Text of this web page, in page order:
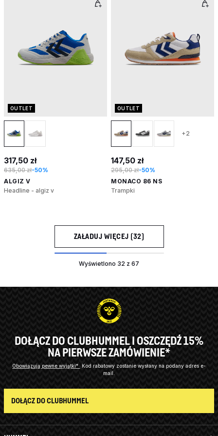
OUTLET
317,50 zł
635,00 zł-50%
ALGIZ V
Headline - algiz v
OUTLET
+2
147,50 zł
295,00 zł-50%
MONACO 86 NS
Trampki
ZAŁADUJ WIĘCEJ (32)
Wyświetlono 32 z 67
DOŁĄCZ DO CLUBHUMMEL I OSZCZĘDŹ 15%
NA PIERWSZE ZAMÓWIENIE*
Obowiązują pewne wyjątki* Kod rabatowy zostanie wysłany na podany adres e-
mail.
DOŁĄCZ DO CLUBHUMMEL